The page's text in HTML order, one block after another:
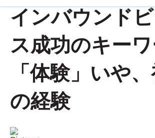
インバウンド
ス成功のキー
「体験」いや
の経験